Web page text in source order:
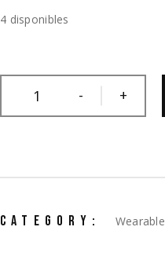
4 disponibles
Gorra Negra quantity
- +
CATEGORY: Wearable